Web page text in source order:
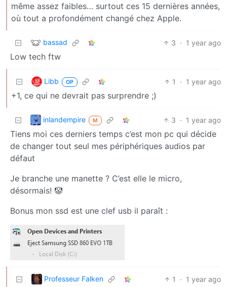
même assez faibles… surtout ces 15 dernières années,
où tout a profondément changé chez Apple.
bassad 3 · 1 year ago
Low tech ftw
Libb OP 1 · 1 year ago
+1, ce qui ne devrait pas surprendre ;)
inlandempire M 3 · 1 year ago
Tiens moi ces derniers temps c’est mon pc qui décide
de changer tout seul mes périphériques audios par
défaut
Je branche une manette ? C’est elle le micro,
désormais! 🤡
Bonus mon ssd est une clef usb il paraît :
Professeur Falken 1 · 1 year ago